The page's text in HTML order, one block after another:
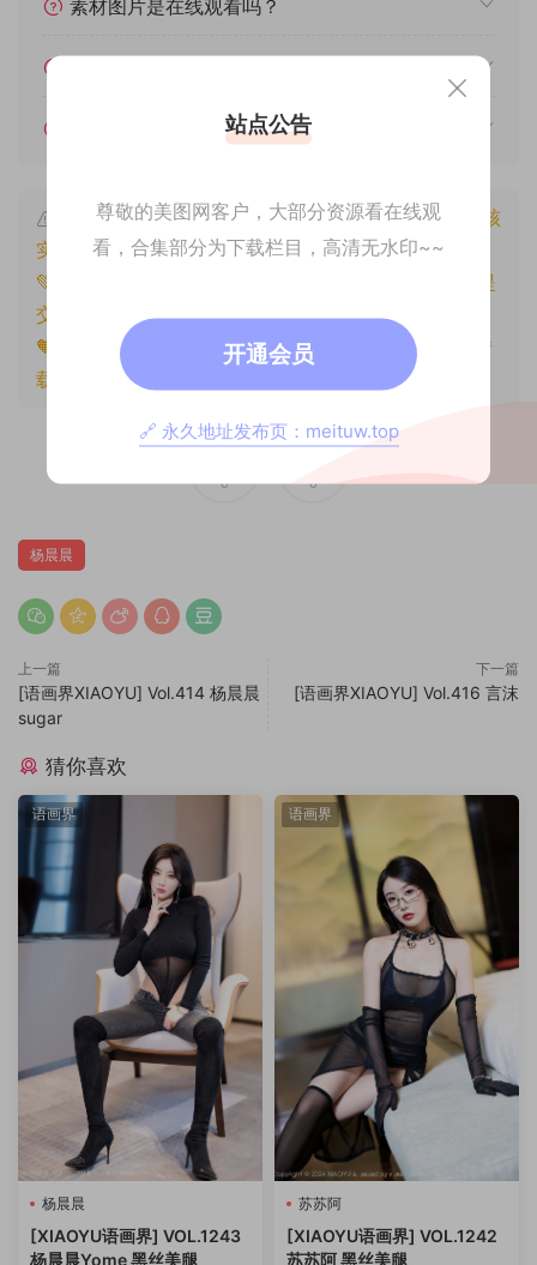
素材图片是在线观看吗？
遇见其他问题怎么办？
本文资源仅供个人参考学习，请勿批量搬运，一经核
实将封禁账号权限！
💚本文资源均来源网友分享，若侵犯了您的权益可以提
交工单处理。
🧡原文链接：
https://www.znjxg.com/1726.html
，转
载请注明出处。
0 0
杨晨晨
上一篇
[语画界XIAOYU] Vol.414 杨晨晨
sugar
下一篇
[语画界XIAOYU] Vol.416 言沫
猜你喜欢
语画界
杨晨晨
[XIAOYU语画界] VOL.1243
杨晨晨Yome 黑丝美腿
语画界
苏苏阿
[XIAOYU语画界] VOL.1242
苏苏阿 黑丝美腿
站点公告
尊敬的美图网客户，大部分资源看在线观
看，合集部分为下载栏目，高清无水印~~
开通会员
🔗 永久地址发布页：meituw.top